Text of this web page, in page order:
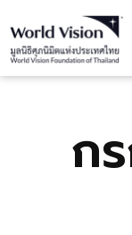
ก